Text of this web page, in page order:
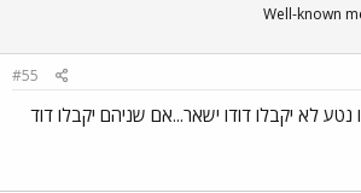
Well-known
#55
נטע לא יקבלו דודו ישאר...אם שניהם יקבלו דוד